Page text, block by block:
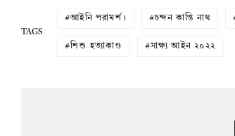
TAGS
আইনি পরামর্শ। চন্দন কান্তি নাথ
শিশু হত্যাকাণ্ড সাক্ষ্য আইন ২০২২